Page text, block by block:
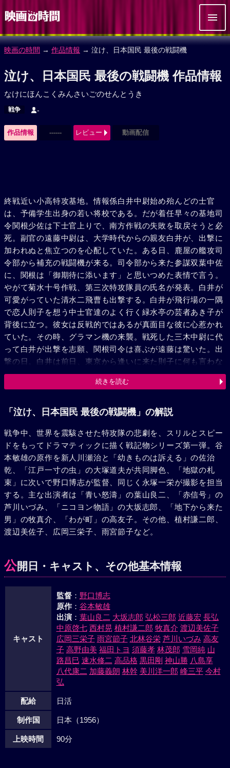
映画の時間 → 作品情報 → 泣け、日本国民 最後の戦闘機
泣け、日本国民 最後の戦闘機 作品情報
なけにほんこくみんさいごのせんとうき
戦争 -
作品情報 ------ レビュー 動画配信
終戦近い小高特攻基地。情報係白井中尉始め殆んどの士官
は、予備学生出身の若い将校である。だが着任早々の基地司
令関根少佐は下士官上りで、南方作戦の失敗を取戻そうと必
死。副官の遠藤中尉は、大学時代からの親友白井が、出撃に
加われぬと焦立つのを心配していた。ある日、鹿屋の艦攻司
令部から補充の戦闘機が来る。司令部から来た参謀双葉中佐
に、関根は「御期待に添います」と思いつめた表情で言う。
やがて菊水十号作戦、第三次特攻隊員の氏名が発表。白井が
可愛がっていた清水二飛曹も出撃する。白井が飛行場の一隅
で恋人則子を想う中士官達のよく行く緑水亭の芸者あき子が
背後に立つ。彼女は反戦的ではあるが真面目な彼に心惹かれ
ていた。その時、グラマン機の来襲。戦死した三木中尉に代
って白井が出撃を志願、関根司令は喜ぶが遠藤は驚いた。出
撃の日。白井は前日、東京から逢いに来た則子に何も言わな
かった。同乗の清水二飛曹も秘かに慕う従妹宏子に別れを告
げ、特攻隊員は基地を飛び立つ。絶好の飛行日和。敵機動部
清水二飛曹は溺死する。一週間後、すでに二階級特進で軍神
特攻隊参加を命じる。だが白井は片翼を失いながら再度帰
還。彼は出撃を知った則子が入水自殺したと聞き驚く。双葉
参謀は軍のため白井銃殺を伝達するがさすがに関根は困惑
し、次の出撃参加を主張。一夜、白井は緑水亭で泥酔、あき
子は一緒に逃亡をすすめるが彼の心は憤りに燃えるばかり。
そこに現われた関根司令の出撃命令も白井は聞かない。逆上
して拳銃を取出す関根を、あき子は白井の短剣で思わず刺し
てしまった。翌日、瀕死の関根を司令室に残し、白井は放心
した様に戦闘機で白雲の彼方に消えて行った。
続きを読む
「泣け、日本国民 最後の戦闘機」の解説
戦争中、世界を震駭させた特攻隊の悲劇を、スリルとスピー
ドをもってドラマティックに描く戦記物シリーズ第一弾。谷
本敏雄の原作を新人川瀬治と「幼きものは訴える」の佐治
乾、「江戸一寸の虫」の大塚道夫が共同脚色、「地獄の札
束」に次いで野口博志が監督、同じく永塚一栄が撮影を担当
する。主な出演者は「青い怒濤」の葉山良二、「赤信号」の
芦川いづみ、「ニコヨン物語」の大坂志郎、「地下から来た
男」の牧真介、「わが町」の高友子。その他、植村謙二郎、
渡辺美佐子、広岡三栄子、雨宮節子など。
公開日・キャスト、その他基本情報
キャスト
監督： 野口博志
原作： 谷本敏雄
出演： 葉山良二 大坂志郎 弘松三郎 近藤宏 長弘
中原啓七 西村晃 植村謙二郎 牧真介 渡辺美佐子
広岡三栄子 雨宮節子 北林谷栄 芦川いづみ 高友
子 高野由美 福田トヨ 須藤孝 林茂郎 雪岡純 山
路昌巳 速水修二 高品格 黒田剛 神山勝 八島享
八代康二 加藤義朗 林幹 美川洋一郎 峰三平 今村
弘
配給 日活
制作国 日本（1956）
上映時間 90分